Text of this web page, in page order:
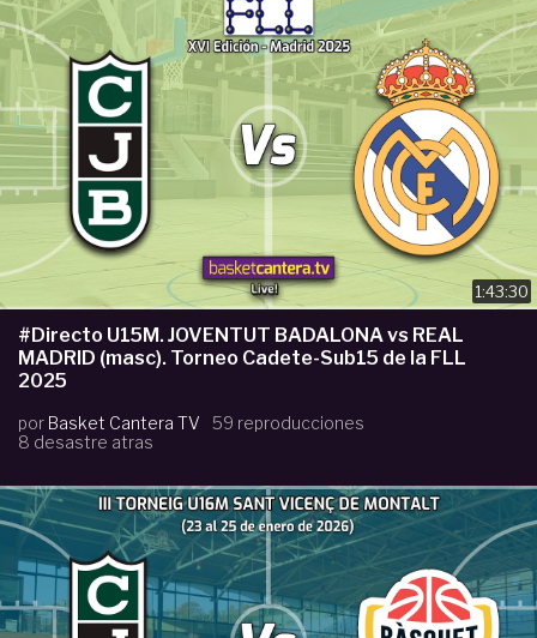
1:43:30
#Directo U15M. JOVENTUT BADALONA vs REAL
MADRID (masc). Torneo Cadete-Sub15 de la FLL
2025
por Basket Cantera TV
59 reproducciones
8 desastre atras